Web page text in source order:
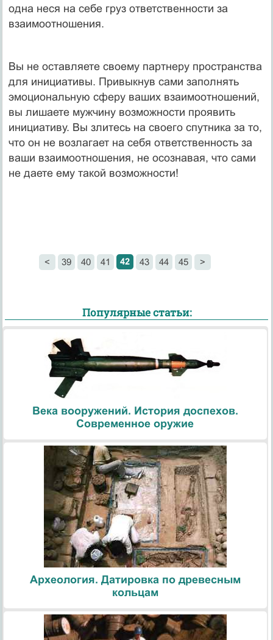
одна неся на себе груз ответственности за
взаимоотношения.
Вы не оставляете своему партнеру пространства
для инициативы. Привыкнув сами заполнять
эмоциональную сферу ваших взаимоотношений,
вы лишаете мужчину возможности проявить
инициативу. Вы злитесь на своего спутника за то,
что он не возлагает на себя ответственность за
ваши взаимоотношения, не осознавая, что сами
не даете ему такой возможности!
< 39 40 41 42 43 44 45 >
Популярные статьи:
Века вооружений. История доспехов.
Современное оружие
Археология. Датировка по древесным
кольцам